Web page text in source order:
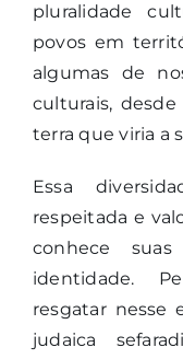
pluralidade
povos em
algumas de
culturais,
terra que viria a
Essa
respeitada e
conhece
identidade.
resgatar nesse
judaica